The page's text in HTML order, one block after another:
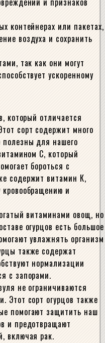
контейнерах или пакетах,
воздуха и сохранить
так как они могут
ускоренному
который отличается
сорт содержит много
полезны для нашего
С, который
бороться с
содержит витамин К,
кровообращению и
витаминами овощ, но
огурцов есть большое
увлажнять организм
также содержат
нормализации
с запорами.
не ограничиваются
Этот сорт огурцов также
помогают защитить наш
и предотвращают
включая рак.